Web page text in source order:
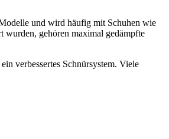
und wird häufig mit Schuhen wie
gehören maximal gedämpfte
verbessertes Schnürsystem. Viele